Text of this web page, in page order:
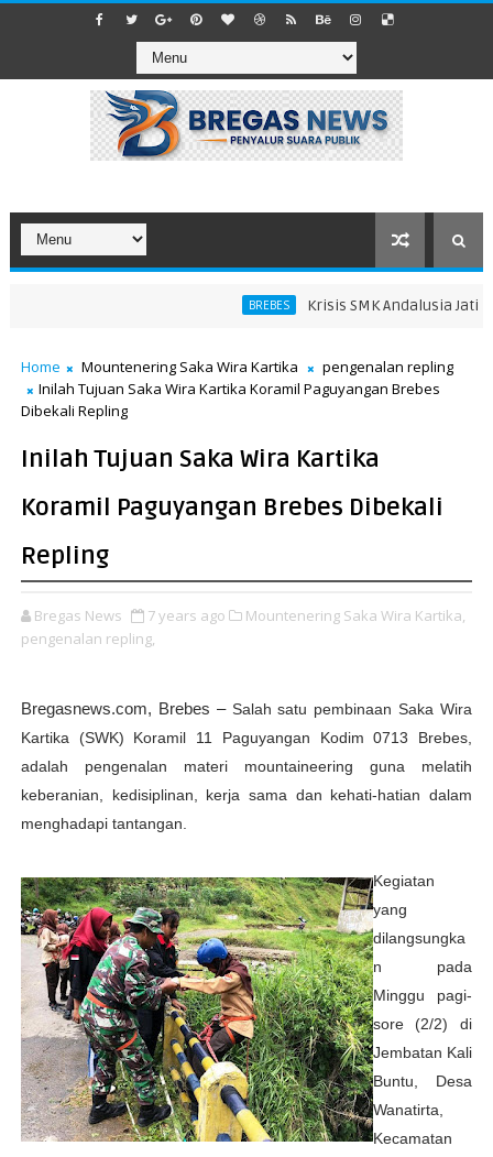
BREBES Krisis SMK Andalusia
Home Mountenering Saka Wira Kartika
pengenalan repling
Inilah Tujuan Saka Wira Kartika Koramil Paguyangan Brebes
Dibekali Repling
Inilah Tujuan Saka Wira Kartika
Koramil Paguyangan Brebes Dibekali
Repling
Bregas News 7 years ago
Mountenering Saka Wira Kartika,
pengenalan repling,
Bregasnews.com, Brebes – Salah satu pembinaan Saka Wira
Kartika (SWK) Koramil 11 Paguyangan Kodim 0713 Brebes,
adalah pengenalan materi mountaineering guna melatih
keberanian, kedisiplinan, kerja sama dan kehati-hatian dalam
menghadapi tantangan.
Kegiatan
yang
dilangsungka
n pada
Minggu pagi-
sore (2/2) di
Jembatan Kali
Buntu, Desa
Wanatirta,
Kecamatan